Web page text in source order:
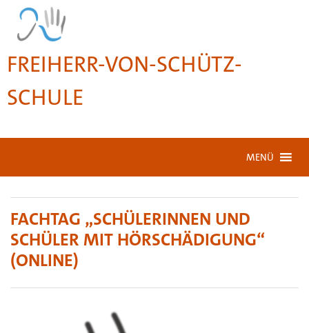
FREIHERR-VON-SCHÜTZ-
SCHULE
MENÜ
FACHTAG „SCHÜLERINNEN UND
SCHÜLER MIT HÖRSCHÄDIGUNG“
(ONLINE)